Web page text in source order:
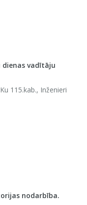
dienas vadītāju
115.kab., Inženieri
nodarbība.